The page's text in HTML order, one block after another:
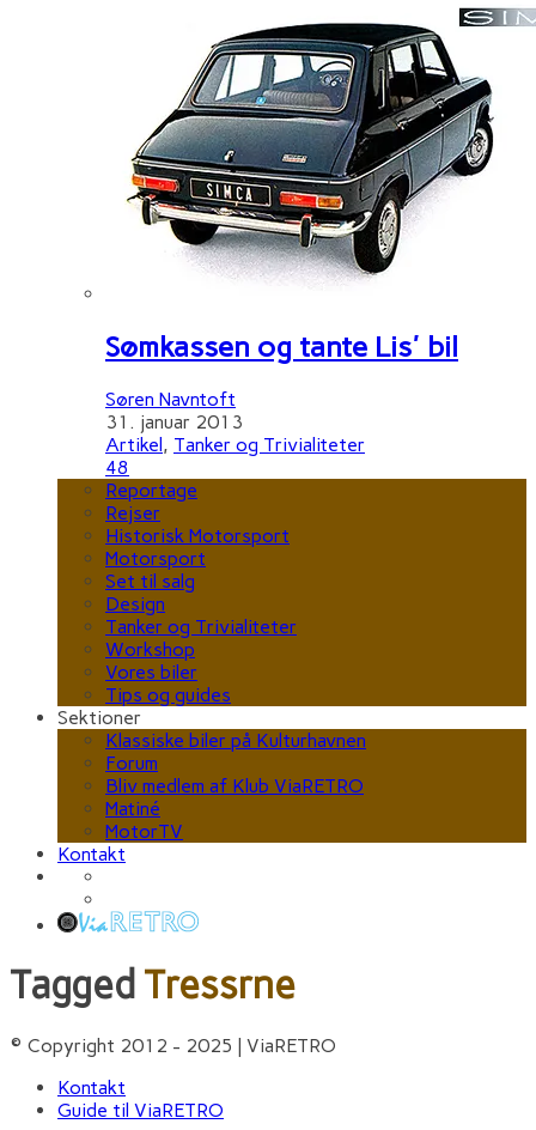
Sømkassen og tante Lis' bil
Søren Navntoft
31. januar 2013
Artikel, Tanker og Trivialiteter
48
Reportage
Rejser
Historisk Motorsport
Motorsport
Set til salg
Design
Tanker og Trivialiteter
Workshop
Vores biler
Tips og guides
Sektioner
Klassiske biler på Kulturhavnen
Forum
Bliv medlem af Klub ViaRETRO
Matiné
MotorTV
Kontakt
Tagged Tressrne
© Copyright 2012 - 2025 | ViaRETRO
Kontakt
Guide til ViaRETRO